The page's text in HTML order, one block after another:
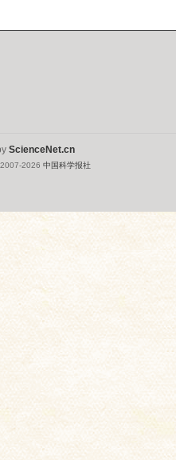
ScienceNet.cn
2026 中国科学报社